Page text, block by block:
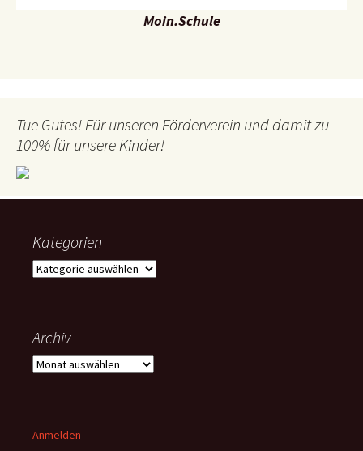
Moin.Schule
Tue Gutes! Für unseren Förderverein und damit zu
100% für unsere Kinder!
Kategorien
Kategorien
Archiv
Archiv
Anmelden